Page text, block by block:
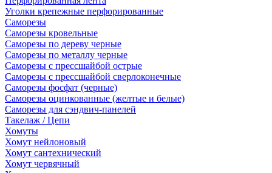
Уголки крепежные перфорированные
Саморезы
Саморезы кровельные
Саморезы по дереву черные
Саморезы по металлу черные
Саморезы с прессшайбой острые
Саморезы с прессшайбой сверлоконечные
Саморезы фосфат (черные)
Саморезы оцинкованные (желтые и белые)
Саморезы для сэндвич-панелей
Такелаж / Цепи
Хомуты
Хомут нейлоновый
Хомут сантехнический
Хомут червячный